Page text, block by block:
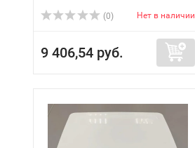
(0) Нет в наличии
9 406,54 руб.